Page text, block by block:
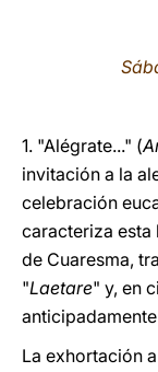
1. "Alégrate..." (
invitación a la
celebración
caracteriza esta
de Cuaresma,
"Laetare" y, en
La exhortación